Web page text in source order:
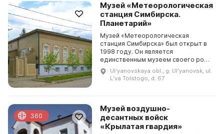
Музей «Метеорологическая
станция Симбирска.
Планетарий»
Музей «Метеорологическая
станция Симбирска» был открыт в
1998 году. Он является
единственным музеем своего рода
в России, где представлена единая
коллекция инструментов,
исторических документов и книг...
Ulʹyanovskaya obl., g. Ulʹyanovsk, ul.
Lʹva Tolstogo, d. 67
Музей воздушно-
десантных войск
«Крылатая гвардия»
360